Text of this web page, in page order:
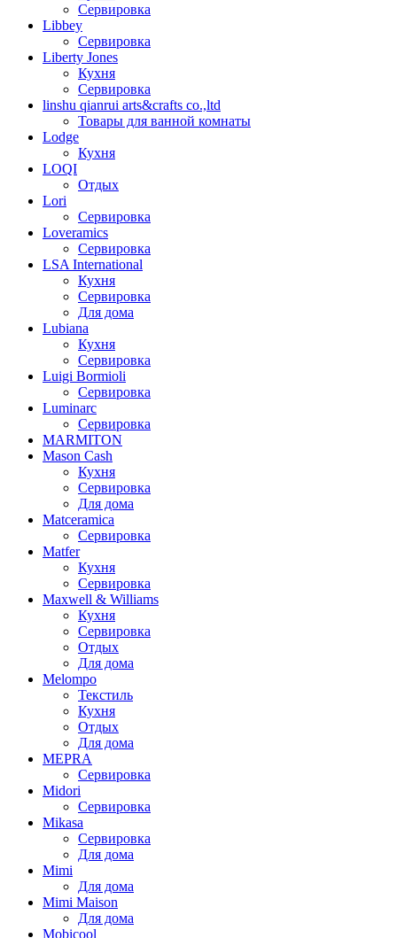
Сервировка
Libbey
Сервировка
Liberty Jones
Кухня
Сервировка
linshu qianrui arts&crafts co.,ltd
Товары для ванной комнаты
Lodge
Кухня
LOQI
Отдых
Lori
Сервировка
Loveramics
Сервировка
LSA International
Кухня
Сервировка
Для дома
Lubiana
Кухня
Сервировка
Luigi Bormioli
Сервировка
Luminarc
Сервировка
MARMITON
Mason Cash
Кухня
Сервировка
Для дома
Matceramica
Сервировка
Matfer
Кухня
Сервировка
Maxwell & Williams
Кухня
Сервировка
Отдых
Для дома
Melompo
Текстиль
Кухня
Отдых
Для дома
MEPRA
Сервировка
Midori
Сервировка
Mikasa
Сервировка
Для дома
Mimi
Для дома
Mimi Maison
Для дома
Mobicool